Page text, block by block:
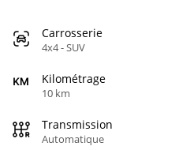
Carrosserie
4x4 - SUV
Kilométrage
10 km
Transmission
Automatique